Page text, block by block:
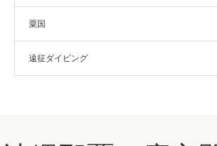
粟国
遠征ダイビング